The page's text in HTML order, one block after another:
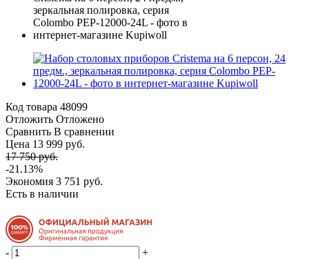
Код товара 48099
Отложить Отложено
Сравнить В сравнении
Цена 13 999 руб.
17 750 руб.
-21.13%
Экономия 3 751 руб.
Есть в наличии
-
+